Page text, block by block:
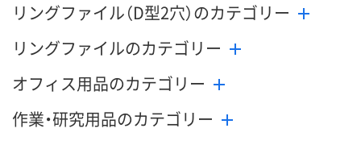
リングファイル（D型2穴）のカテゴリー
リングファイルのカテゴリー
オフィス用品のカテゴリー
作業・研究用品のカテゴリー